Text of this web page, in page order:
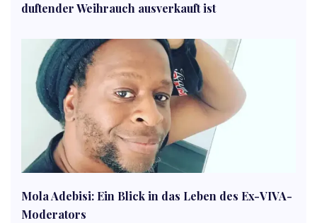
duftender Weihrauch ausverkauft ist
Mola Adebisi: Ein Blick in das Leben des Ex-VIVA-
Moderators